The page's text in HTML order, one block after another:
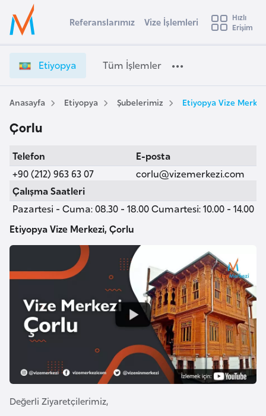
Ülke Seçimi
Başvuru yapmak istediğiniz ülkeyi seçin
Üye
Girişi
t
y
o
p
z
İ
ş
l
e
l
r
i
e
t
Referanslarımız Vize İşlemleri
Hızlı
Erişim
Etiyopya Tüm İşlemler
Anasayfa Etiyopya Şubelerimiz Etiyopya Vize
Çorlu
Telefon
+90 (212) 963 63 07
E-posta
corlu@vizemerkezi.com
Çalışma Saatleri
Pazartesi - Cuma: 08.30 - 18.00 Cumartesi: 10.00 - 14.00
Etiyopya Vize Merkezi, Çorlu
Değerli Ziyaretçilerimiz,
s
t
r
a
v
u
s
t
u
a
A
z
b
a
y